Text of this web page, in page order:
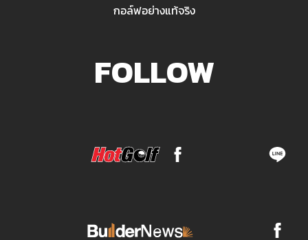
กอล์ฟอย่างแท้จริง
FOLLOW